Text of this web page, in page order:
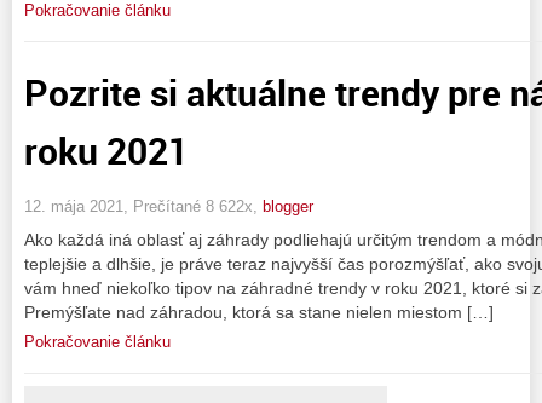
Pokračovanie článku
Pozrite si aktuálne trendy pre
roku 2021
12. mája 2021, Prečítané 8 622x, blogger
Ako každá iná oblasť aj záhrady podliehajú určitým trendom a
teplejšie a dlhšie, je práve teraz najvyšší čas porozmýšľať, ako
vám hneď niekoľko tipov na záhradné trendy v roku 2021, ktoré si
Premýšľate nad záhradou, ktorá sa stane nielen miestom […]
Pokračovanie článku